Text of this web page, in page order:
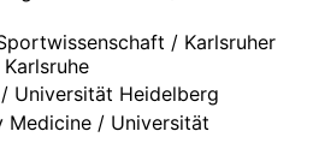
/ Karlsruher
Universität Heidelberg
Medicine / Univer­sität